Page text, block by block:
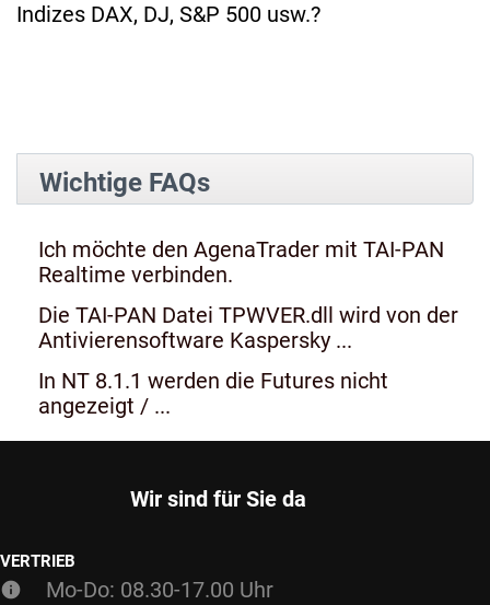
Indizes DAX, DJ, S&P 500 usw.?
Wichtige FAQs
Ich möchte den AgenaTrader mit TAI-PAN
Realtime verbinden.
Die TAI-PAN Datei TPWVER.dll wird von der
Antivierensoftware Kaspersky ...
In NT 8.1.1 werden die Futures nicht
angezeigt / ...
Wir sind für Sie da
VERTRIEB
Mo-Do: 08.30-17.00 Uhr